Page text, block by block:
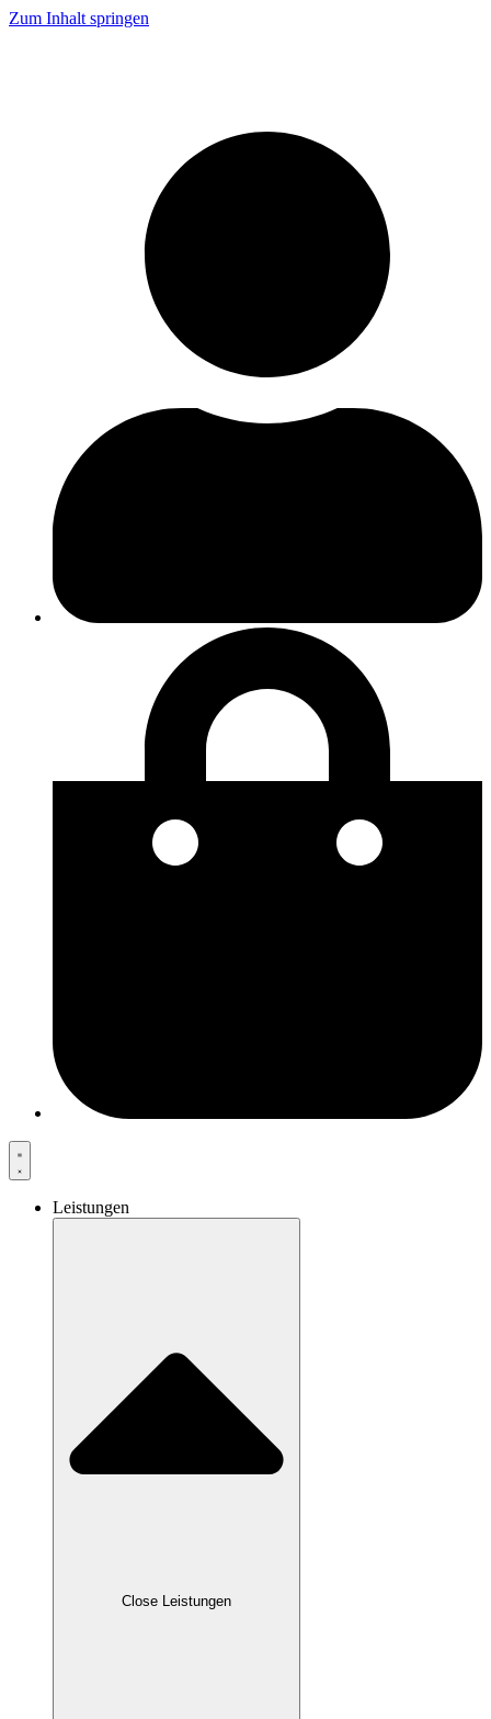
Zum Inhalt springen
Leistungen
Close Leistungen